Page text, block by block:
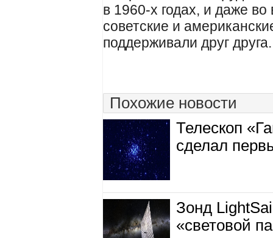
в 1960-х годах, и даже
советские и
поддерживали друг друга.
Похожие новости
Телескоп
сделал
Зонд
«световой